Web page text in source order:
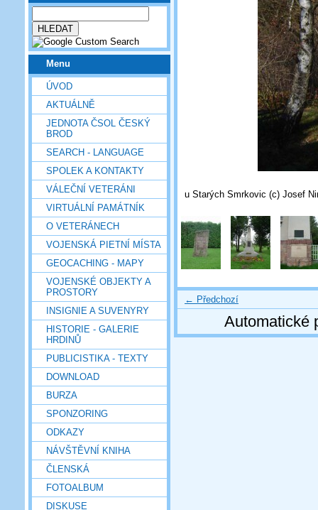
Menu
ÚVOD
AKTUÁLNĚ
JEDNOTA ČSOL ČESKÝ
BROD
SEARCH - LANGUAGE
SPOLEK A KONTAKTY
VÁLEČNÍ VETERÁNI
VIRTUÁLNÍ PAMÁTNÍK
O VETERÁNECH
VOJENSKÁ PIETNÍ MÍSTA
GEOCACHING - MAPY
VOJENSKÉ OBJEKTY A
PROSTORY
INSIGNIE A SUVENYRY
HISTORIE - GALERIE
HRDINŮ
PUBLICISTIKA - TEXTY
DOWNLOAD
BURZA
SPONZORING
ODKAZY
NÁVŠTĚVNÍ KNIHA
ČLENSKÁ
FOTOALBUM
DISKUSE
u Starých Smrkovic (c) Josef
← Předchozí
Automatické